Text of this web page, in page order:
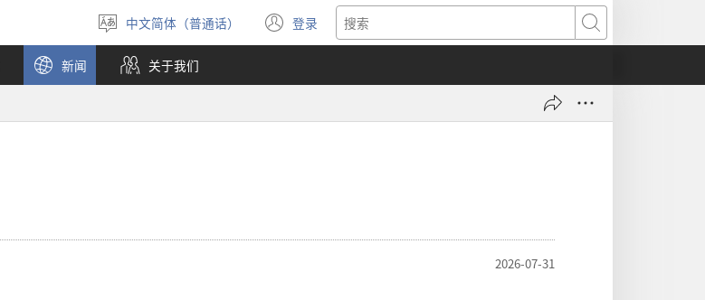
选
择
语
言
中文简体（普通话） 登录
（打
开
窗
搜
索
新闻 关于我们
2026-07-31